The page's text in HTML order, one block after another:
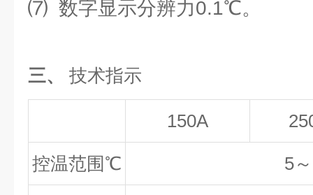
⑺ 数字显示分辨力0.1℃。
三、 技术指示
150A
控温范围℃ 5